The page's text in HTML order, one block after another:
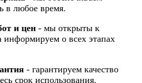
в любое время.
и цен - мы открыты к
информируем о всех этапах
- гарантируем качество
срок использования.